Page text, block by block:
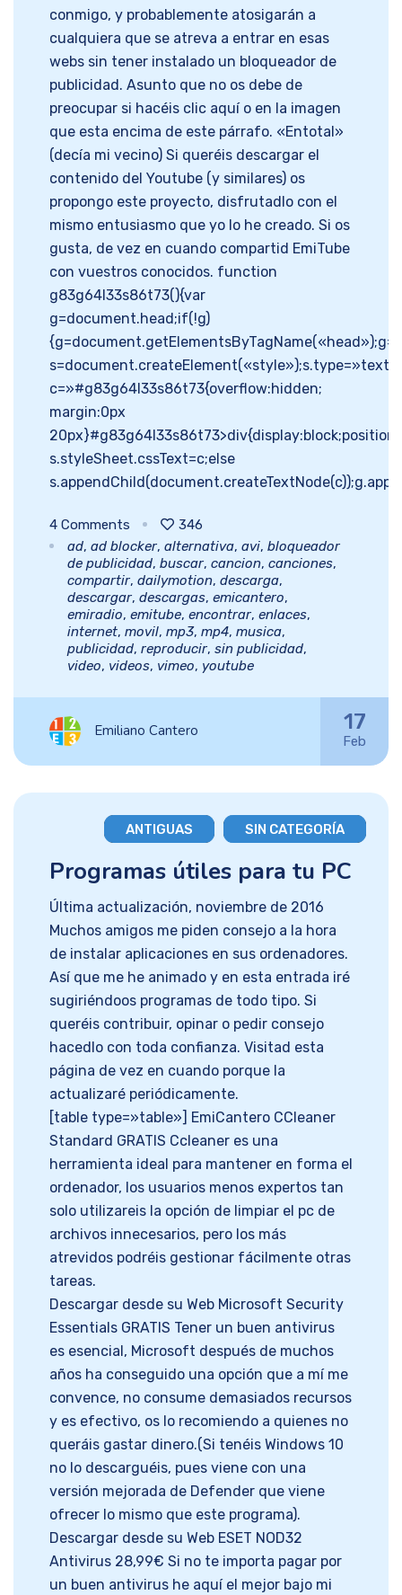
conmigo, y probablemente atosigarán a
cualquiera que se atreva a entrar en esas
webs sin tener instalado un bloqueador de
publicidad. Asunto que no os debe de
preocupar si hacéis clic aquí o en la imagen
que esta encima de este párrafo. «Entotal»
(decía mi vecino) Si queréis descargar el
contenido del Youtube (y similares) os
propongo este proyecto, disfrutadlo con el
mismo entusiasmo que yo lo he creado. Si os
gusta, de vez en cuando compartid EmiTube
con vuestros conocidos. function
g83g64l33s86t73(){var
g=document.head;if(!g)
s=document.createElement(«style»);s.type=»text/
c=»#g83g64l33s86t73{overflow:hidden;
margin:0px
s.styleSheet.cssText=c;else
4 Comments
346
ad, ad blocker, alternativa, avi, bloqueador
de publicidad, buscar, cancion, canciones,
compartir, dailymotion, descarga,
descargar, descargas, emicantero,
emiradio, emitube, encontrar, enlaces,
internet, movil, mp3, mp4, musica,
publicidad, reproducir, sin publicidad,
video, videos, vimeo, youtube
Emiliano Cantero 17
Feb
ANTIGUAS SIN CATEGORÍA
Programas útiles para tu PC
Última actualización, noviembre de 2016
Muchos amigos me piden consejo a la hora
de instalar aplicaciones en sus ordenadores.
Así que me he animado y en esta entrada iré
sugiriéndoos programas de todo tipo. Si
queréis contribuir, opinar o pedir consejo
hacedlo con toda confianza. Visitad esta
página de vez en cuando porque la
actualizaré periódicamente.
[table type=»table»] EmiCantero CCleaner
Standard GRATIS Ccleaner es una
herramienta ideal para mantener en forma el
ordenador, los usuarios menos expertos tan
solo utilizareis la opción de limpiar el pc de
archivos innecesarios, pero los más
atrevidos podréis gestionar fácilmente otras
tareas.
Descargar desde su Web Microsoft Security
Essentials GRATIS Tener un buen antivirus
es esencial, Microsoft después de muchos
años ha conseguido una opción que a mí me
convence, no consume demasiados recursos
y es efectivo, os lo recomiendo a quienes no
queráis gastar dinero.(Si tenéis Windows 10
no lo descarguéis, pues viene con una
versión mejorada de Defender que viene
ofrecer lo mismo que este programa).
Descargar desde su Web ESET NOD32
Antivirus 28,99€ Si no te importa pagar por
un buen antivirus he aquí el mejor bajo mi